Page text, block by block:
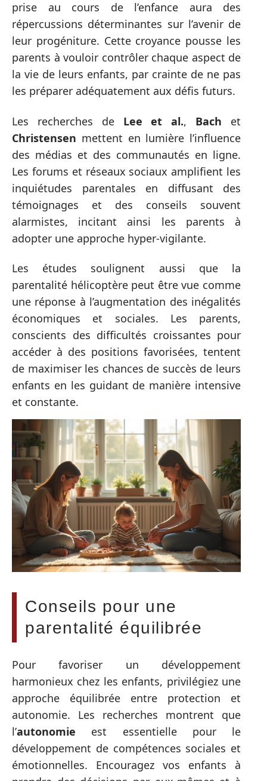
prise au cours de l’enfance aura des
répercussions déterminantes sur l’avenir de
leur progéniture. Cette croyance pousse les
parents à vouloir contrôler chaque aspect de
la vie de leurs enfants, par crainte de ne pas
les préparer adéquatement aux défis futurs.
Les recherches de Lee et al., Bach et
Christensen mettent en lumière l’influence
des médias et des communautés en ligne.
Les forums et réseaux sociaux amplifient les
inquiétudes parentales en diffusant des
témoignages et des conseils souvent
alarmistes, incitant ainsi les parents à
adopter une approche hyper-vigilante.
Les études soulignent aussi que la
parentalité hélicoptère peut être vue comme
une réponse à l’augmentation des inégalités
économiques et sociales. Les parents,
conscients des difficultés croissantes pour
accéder à des positions favorisées, tentent
de maximiser les chances de succès de leurs
enfants en les guidant de manière intensive
et constante.
Conseils pour une
parentalité équilibrée
Pour favoriser un développement
harmonieux chez les enfants, privilégiez une
approche équilibrée entre protection et
autonomie. Les recherches montrent que
l’autonomie est essentielle pour le
développement de compétences sociales et
émotionnelles. Encouragez vos enfants à